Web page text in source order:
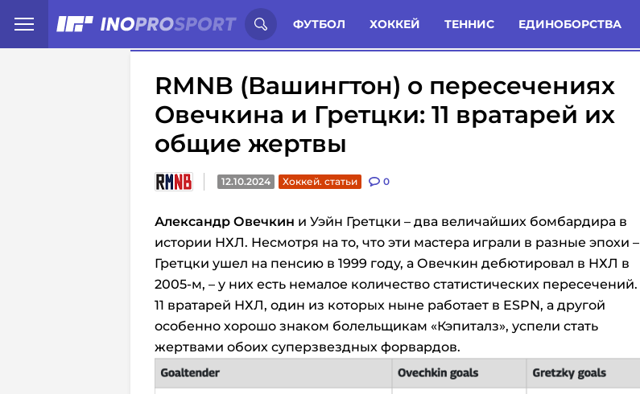
ФУТБОЛ ХОККЕЙ ТЕННИС ЕДИНОБОРСТВА
Иностранцы о спорте России: Статьи Комменты Новости
RMNB (Вашингтон) о пересечениях
Овечкина и Гретцки: 11 вратарей их
общие жертвы
12.10.2024 Хоккей. статьи 0
Александр Овечкин и Уэйн Гретцки – два величайших бомбардира в
истории НХЛ. Несмотря на то, что эти мастера играли в разные эпохи –
Гретцки ушел на пенсию в 1999 году, а Овечкин дебютировал в НХЛ в
2005-м, – у них есть немалое количество статистических пересечений.
11 вратарей НХЛ, один из которых ныне работает в ESPN, а другой
особенно хорошо знаком болельщикам «Кэпиталз», успели стать
жертвами обоих суперзвездных форвардов.